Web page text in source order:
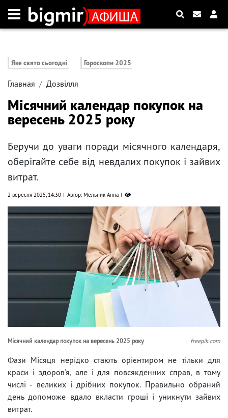
Яке свято сьогодні Гороскопи 2025
Главная Дозвілля
Місячний календар покупок на
вересень 2025 року
Беручи до уваги поради місячного календаря,
оберігайте себе від невдалих покупок і зайвих
витрат.
2 вересня 2025, 14:30 Автор: Мельник Анна
Місячний календар покупок на вересень 2025 року freepik.com
Фази Місяця нерідко стають орієнтиром не тільки для
краси і здоров'я, але і для повсякденних справ, в тому
числі - великих і дрібних покупок. Правильно обраний
день допоможе вдало вкласти гроші і уникнути зайвих
витрат.